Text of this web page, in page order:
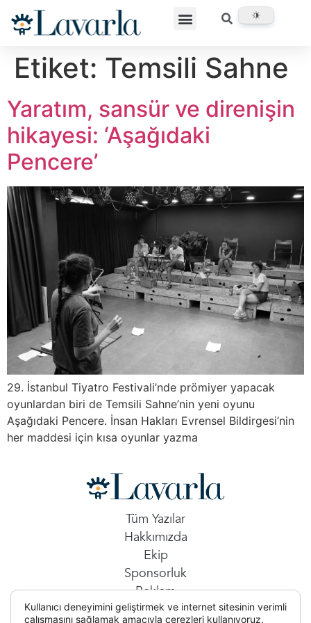
Etiket: Temsili Sahne
Yaratım, sansür ve direnişin
hikayesi: ‘Aşağıdaki
Pencere’
29. İstanbul Tiyatro Festivali’nde prömiyer yapacak
oyunlardan biri de Temsili Sahne’nin yeni oyunu
Aşağıdaki Pencere. İnsan Hakları Evrensel Bildirgesi’nin
her maddesi için kısa oyunlar yazma
Tüm Yazılar
Hakkımızda
Ekip
Sponsorluk
Reklam
İletişim
Kullanıcı deneyimini geliştirmek ve internet sitesinin verimli
çalışmasını sağlamak amacıyla çerezleri kullanıyoruz.